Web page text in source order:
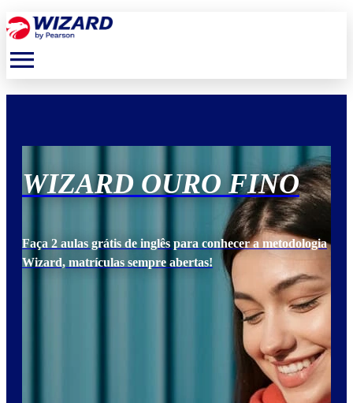
menu
WIZARD OURO FINO
Faça 2 aulas grátis de inglês para conhecer a metodologia
Wizard, matrículas sempre abertas!